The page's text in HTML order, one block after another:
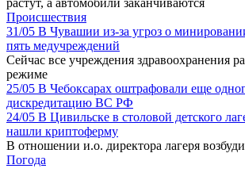
растут, а автомобили заканчиваются
Происшествия
31/05 В Чувашии из-за угроз о
пять медучреждений
Сейчас все учреждения здравоохранения
режиме
25/05 В Чебоксарах оштрафовали еще
дискредитацию ВС РФ
24/05 В Цивильске в столовой детского
нашли криптоферму
В отношении и.о. директора лагеря
Погода